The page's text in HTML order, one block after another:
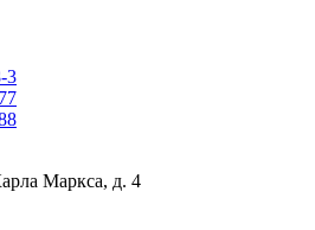
3
Маркса, д. 4